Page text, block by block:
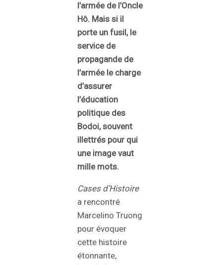
l’armée de l’Oncle
Hô. Mais si il
porte un fusil, le
service de
propagande de
l’armée le charge
d’assurer
l’éducation
politique des
Bodoi, souvent
illettrés pour qui
une image vaut
mille mots.
Cases d’Histoire
a rencontré
Marcelino Truong
pour évoquer
cette histoire
étonnante,